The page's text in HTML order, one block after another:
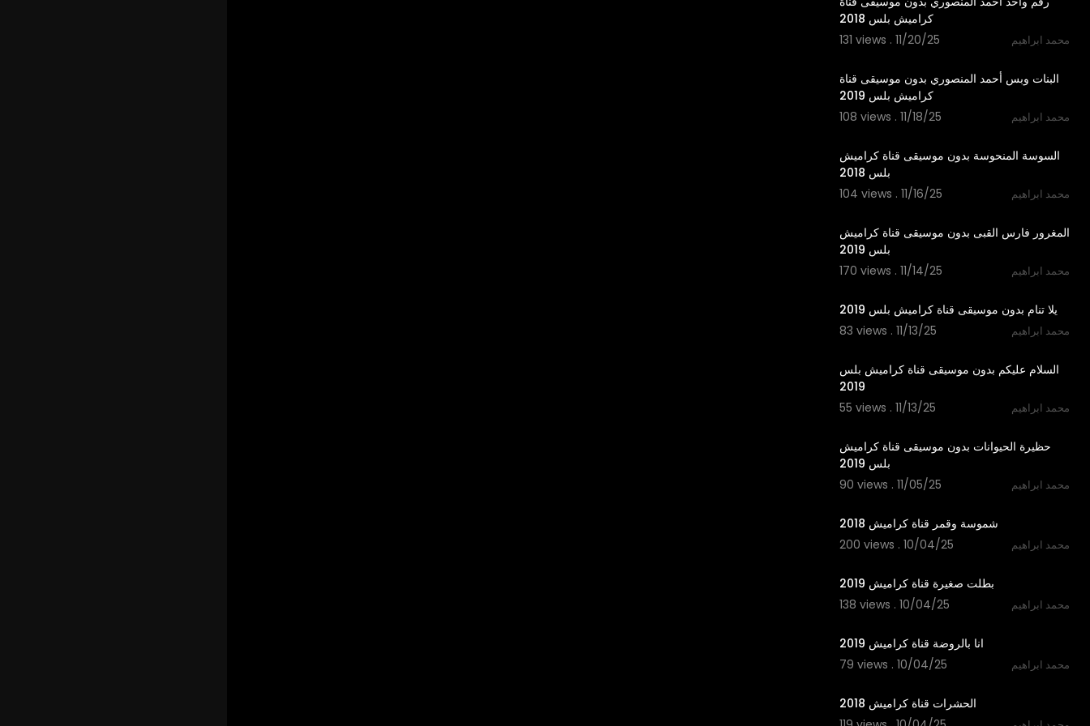
كراميش بلس 2018
131 views . 11/20/25
محمد ابراهيم
البنات وبس أحمد المنصوري بدون موسيقى قناة
كراميش بلس 2019
108 views . 11/18/25
محمد ابراهيم
السوسة المنحوسة بدون موسيقى قناة كراميش
بلس 2018
104 views . 11/16/25
محمد ابراهيم
المغرور فارس القبى بدون موسيقى قناة كراميش
بلس 2019
170 views . 11/14/25
محمد ابراهيم
يلا تنام بدون موسيقى قناة كراميش بلس 2019
83 views . 11/13/25
محمد ابراهيم
السلام عليكم بدون موسيقى قناة كراميش بلس
2019
55 views . 11/13/25
محمد ابراهيم
حظيرة الحيوانات بدون موسيقى قناة كراميش
بلس 2019
90 views . 11/05/25
محمد ابراهيم
شموسة وقمر قناة كراميش 2018
200 views . 10/04/25
محمد ابراهيم
بطلت صغيرة قناة كراميش 2019
138 views . 10/04/25
محمد ابراهيم
انا بالروضة قناة كراميش 2019
79 views . 10/04/25
محمد ابراهيم
الحشرات قناة كراميش 2018